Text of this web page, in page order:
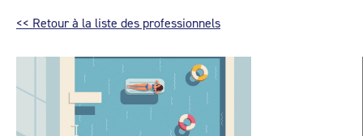
<< Retour à la liste des professionnels